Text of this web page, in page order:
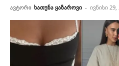
ავტორი ხათუნა ყაზაროვი - ივნისი 29,